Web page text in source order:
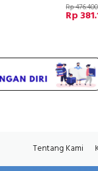
Rp 476.400
Rp
Tentang Kami